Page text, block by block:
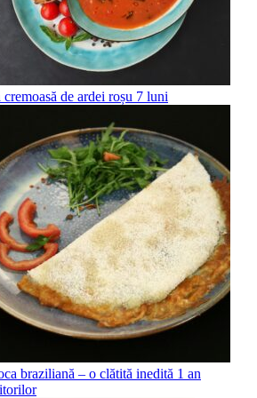
cremoasă de ardei roșu 7 luni
braziliană – o clătită inedită 1 an